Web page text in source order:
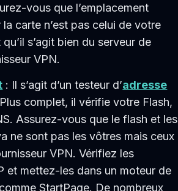
vous que l’emplacement
la carte n’est pas celui de votre
s’agit bien du serveur de
VPN.
: Il s’agit d’un testeur d’adresse
complet, il vérifie votre Flash,
Assurez-vous que le flash et les
ne sont pas les vôtres mais ceux
VPN. Vérifiez les
et mettez-les dans un moteur de
StartPage. De nombreux